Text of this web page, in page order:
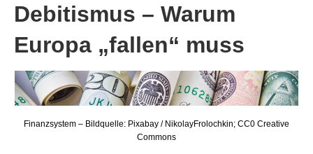
Debitismus – Warum
Europa „fallen“ muss
Finanzsystem – Bildquelle: Pixabay / NikolayFrolochkin; CC0 Creative
Commons